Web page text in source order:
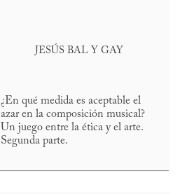
JESÚS BAL Y GAY
¿En qué medida es aceptable el
azar en la composición musical?
Un juego entre la ética y el arte.
Segunda parte.